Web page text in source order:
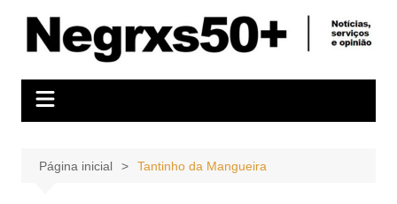
conteúdo
Página inicial Tantinho da Mangueira